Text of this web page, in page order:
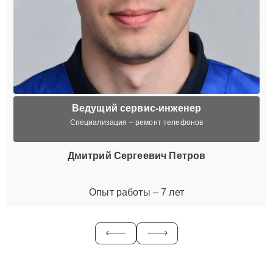
Ведущий сервис-инженер
Специализация – ремонт телефонов
Дмитрий Сергеевич Петров
Опыт работы – 7 лет